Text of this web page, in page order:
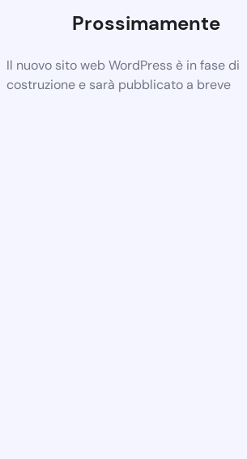
Prossimamente
Il nuovo sito web WordPress è in fase di
costruzione e sarà pubblicato a breve